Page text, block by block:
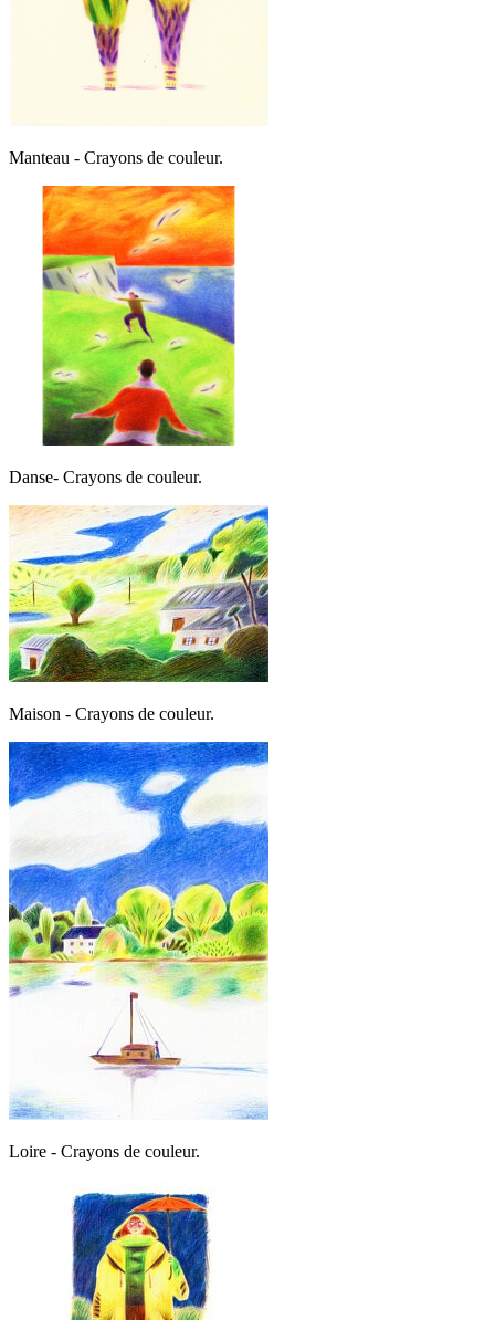
Manteau - Crayons de couleur.
Danse- Crayons de couleur.
Maison - Crayons de couleur.
Loire - Crayons de couleur.